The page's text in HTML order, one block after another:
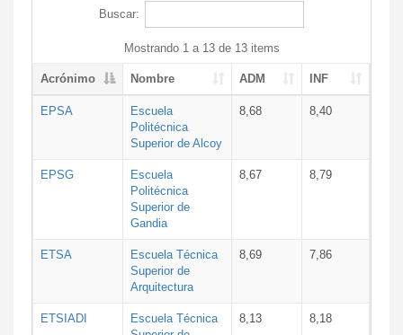
Buscar:
Mostrando 1 a 13 de 13 items
Acrónimo Nombre ADM INF
EPSA
Escuela
Politécnica
Superior de Alcoy
8,68 8,40
EPSG
Escuela
Politécnica
Superior de
Gandia
8,67 8,79
ETSA
Escuela Técnica
Superior de
Arquitectura
8,69 7,86
ETSIADI
Escuela Técnica
8,13 8,18